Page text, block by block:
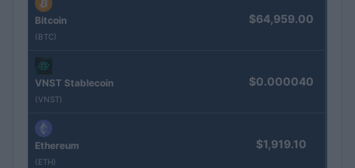
Bitcoin
(BTC)
$64,959.00
VNST Stablecoin
(VNST)
$0.000040
Ethereum
(ETH)
$1,919.10